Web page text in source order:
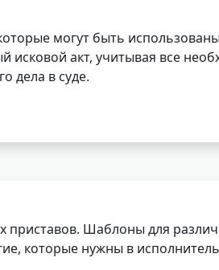
могут быть
исковой акт, учитывая все
дела в суде.
приставов. Шаблоны для
которые нужны в